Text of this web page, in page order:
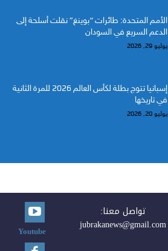
الأمم المتحدة: طائرات “بوينغ” نقلت أسلحة إلى
الدعم السريع في السودان
يوليو 29, 2026
إسبانيا تتوج بطلة لكأس العالم 2026 للمرة الثانية
في تاريخها
يوليو 20, 2026
تواصل معنا:
jubrakanews@gmail.com
Youtube